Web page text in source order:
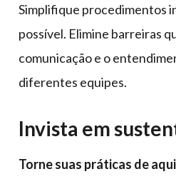
Simplifique procedimentos
possível. Elimine barreiras
comunicação e o
diferentes equipes.
Invista em
Torne suas práticas de